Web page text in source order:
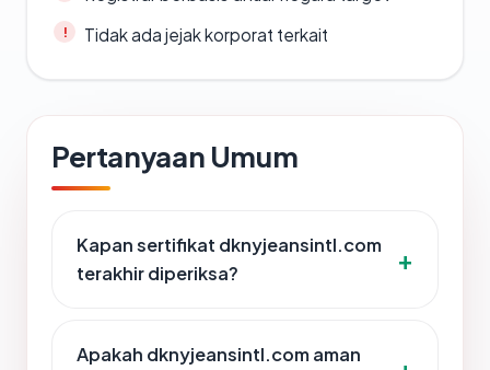
Tidak ada jejak korporat terkait
Pertanyaan Umum
Kapan sertifikat dknyjeansintl.com
terakhir diperiksa?
Apakah dknyjeansintl.com aman